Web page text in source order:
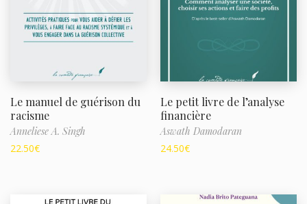
Le manuel de guérison du
racisme
Anneliese A. Singh
22.50€
Le petit livre de l’analyse
financière
Aswath Damodaran
24.50€